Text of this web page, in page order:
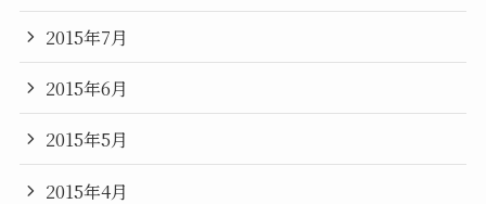
2015年7月
2015年6月
2015年5月
2015年4月